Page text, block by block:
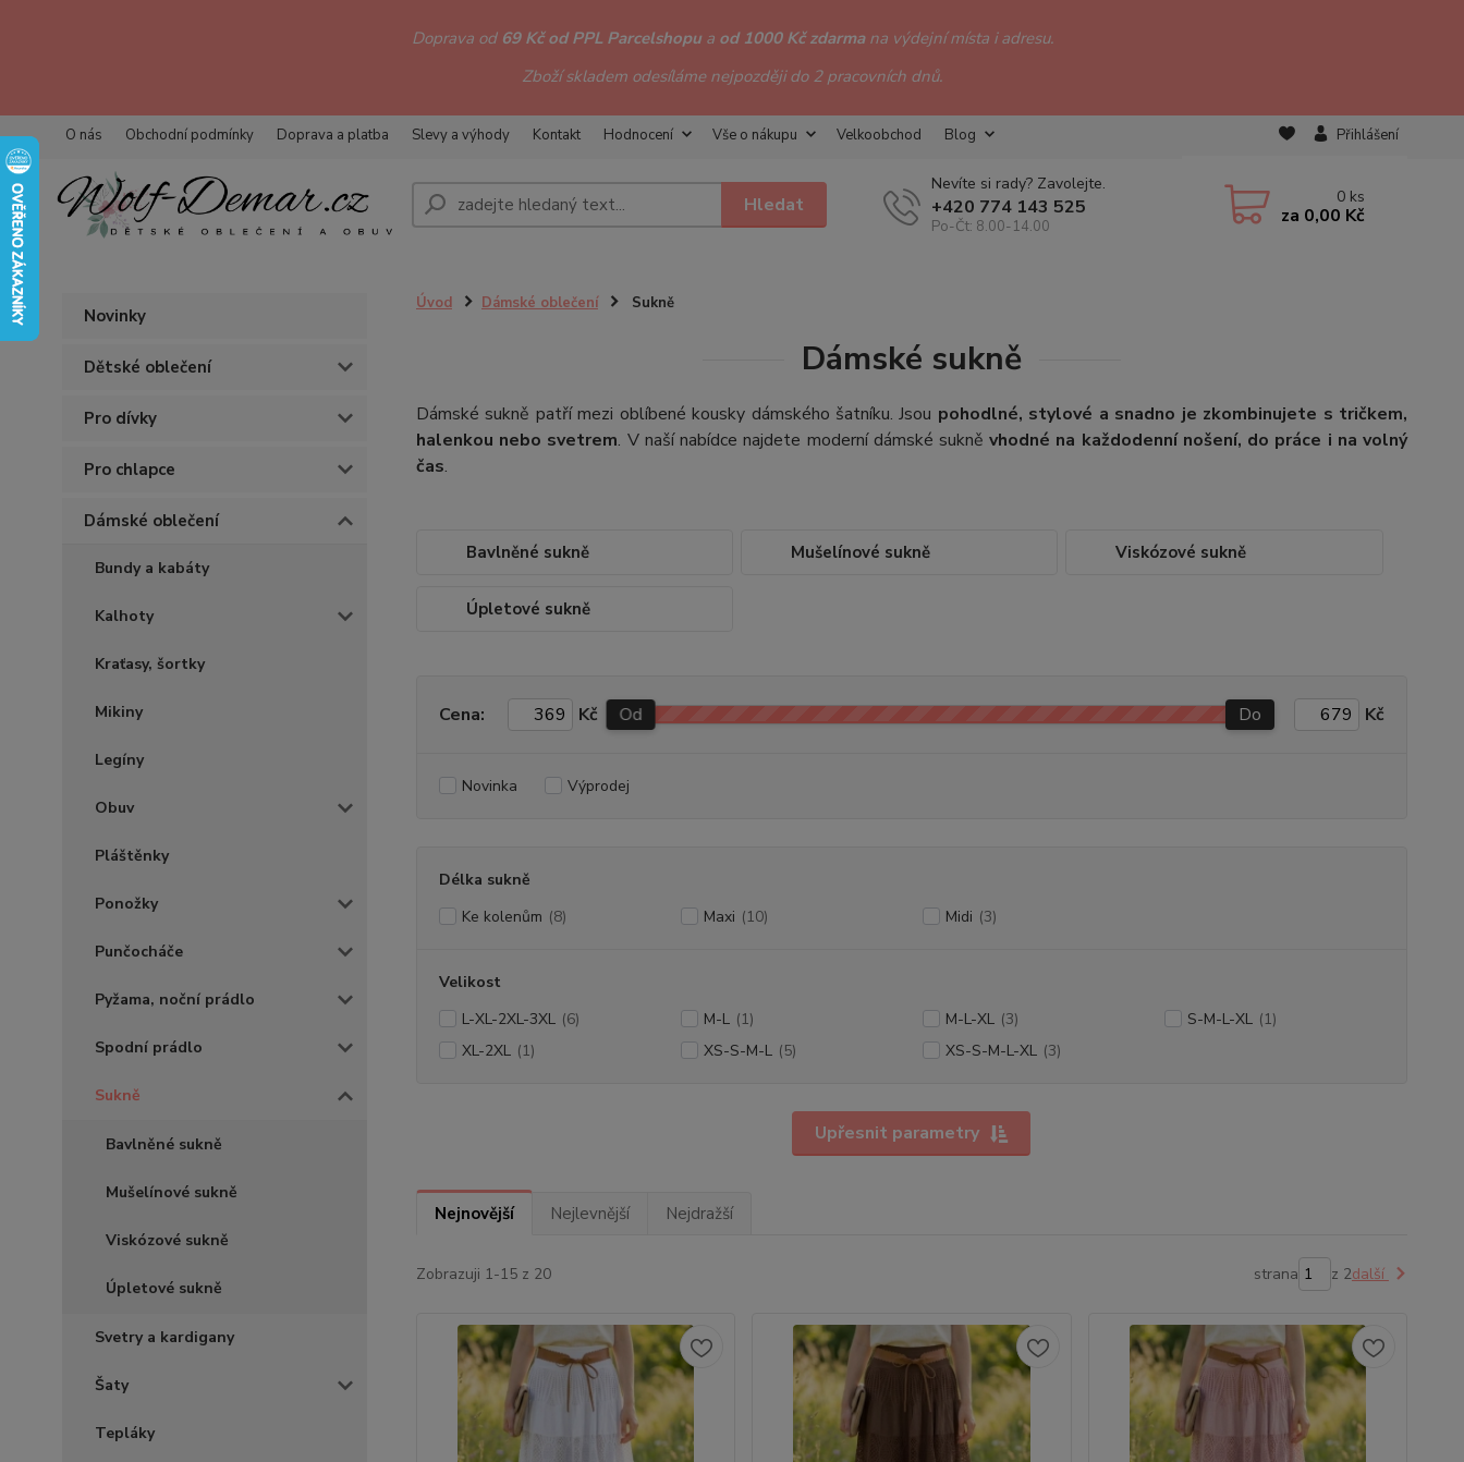
Doprava od 69 Kč od PPL Parcelshopua od 1000 Kč zdarma na výdejní místa i adresu.
Zboží skladem odesíláme nejpozději do 2 pracovních dnů.
O nás Obchodní podmínky Doprava a platba Slevy a výhody Kontakt Hodnocení Vše o nákupu Velkoobchod Blog Přihlášení
Hledat
Nevíte si rady? Zavolejte.
+420 774 143 525
Po-Čt: 8.00-14.00
0 ks
za 0,00 Kč
Novinky
Dětské oblečení
Pro dívky
Pro chlapce
Dámské oblečení
Bundy a kabáty
Kalhoty
Kraťasy, šortky
Mikiny
Legíny
Obuv
Pláštěnky
Ponožky
Punčocháče
Pyžama, noční prádlo
Spodní prádlo
Sukně
Bavlněné sukně
Mušelínové sukně
Viskózové sukně
Úpletové sukně
Svetry a kardigany
Šaty
Tepláky
Úvod Dámské oblečení Sukně
Dámské sukně
Dámské sukně patří mezi oblíbené kousky dámského šatníku. Jsou pohodlné, stylové a snadno je zkombinujete s tričkem,
halenkou nebo svetrem. V naší nabídce najdete moderní dámské sukněvhodné na každodenní nošení, do práce i na volný
čas.
Bavlněné sukně Mušelínové sukně Viskózové sukně
Úpletové sukně
Upřesnit parametry
Cena: Kč Od Do Kč
Novinka Výprodej
Délka sukně
Ke kolenům (8) Maxi (10) Midi (3)
Velikost
L-XL-2XL-3XL (6) M-L (1) M-L-XL (3) S-M-L-XL (1)
XL-2XL (1) XS-S-M-L (5) XS-S-M-L-XL (3)
Nejnovější Nejlevnější Nejdražší
Zobrazuji 1-15 z 20 strana z 2další